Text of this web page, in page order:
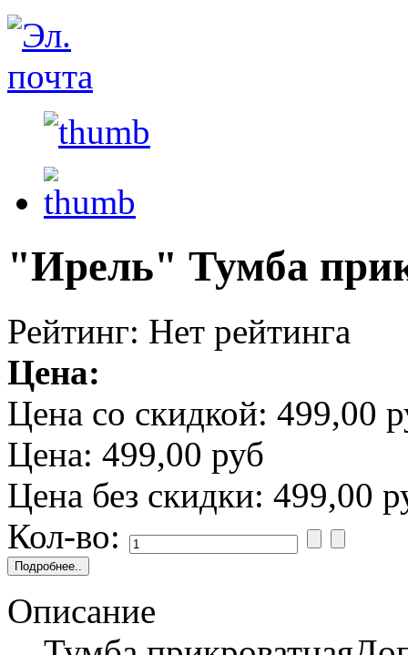
"Ирель" Тумба
Рейтинг: Нет рейтинга
Цена:
Цена со скидкой: 499,00
Цена: 499,00 руб
Цена без скидки: 499,00
Кол-во:
Описание